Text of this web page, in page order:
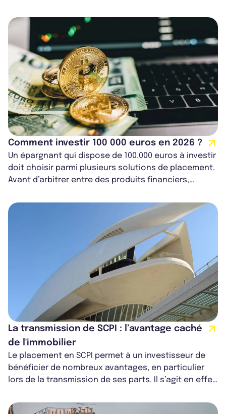
Comment investir 100 000 euros en 2026 ?
Un épargnant qui dispose de 100.000 euros à investir
doit choisir parmi plusieurs solutions de placement.
Avant d’arbitrer entre des produits financiers,
La transmission de SCPI : l’avantage caché
de l'immobilier
Le placement en SCPI permet à un investisseur de
bénéficier de nombreux avantages, en particulier
lors de la transmission de ses parts. Il s’agit en effet